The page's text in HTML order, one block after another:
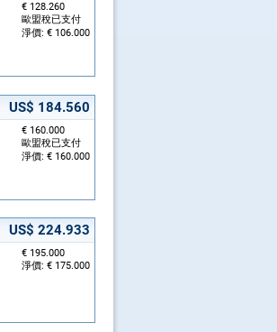
€ 128.260
歐盟稅已支付
淨價: € 106.000
US$ 184.560
€ 160.000
歐盟稅已支付
淨價: € 160.000
US$ 224.933
€ 195.000
淨價: € 175.000